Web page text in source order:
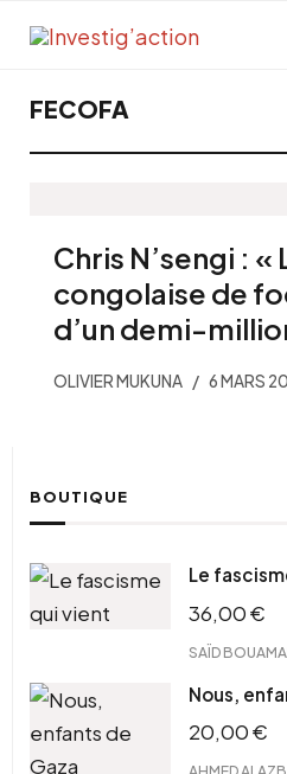
FECOFA
Chris N’sengi : «
congolaise de
d’un demi-
OLIVIER MUKUNA 6 MARS
BOUTIQUE
Le
36,00€
SAÏD
Nous,
20,00€